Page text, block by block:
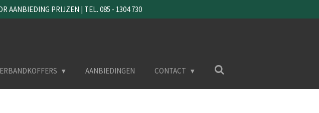
AANBIEDING PRIJZEN | TEL. 085 - 1304 730
AANBIEDINGEN CONTACT